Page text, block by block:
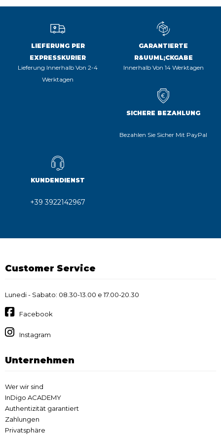
LIEFERUNG PER
EXPRESSKURIER
Lieferung Innerhalb Von 2-4
Werktagen
GARANTIERTE
R&UUML;CKGABE
Innerhalb Von 14 Werktagen
SICHERE BEZAHLUNG
Bezahlen Sie Sicher Mit PayPal
KUNDENDIENST
+39 3922142967
Customer Service
Lunedi - Sabato: 08.30-13.00 e 17.00-20.30
Facebook
Instagram
Unternehmen
Wer wir sind
InDigo ACADEMY
Authentizität garantiert
Zahlungen
Privatsphäre